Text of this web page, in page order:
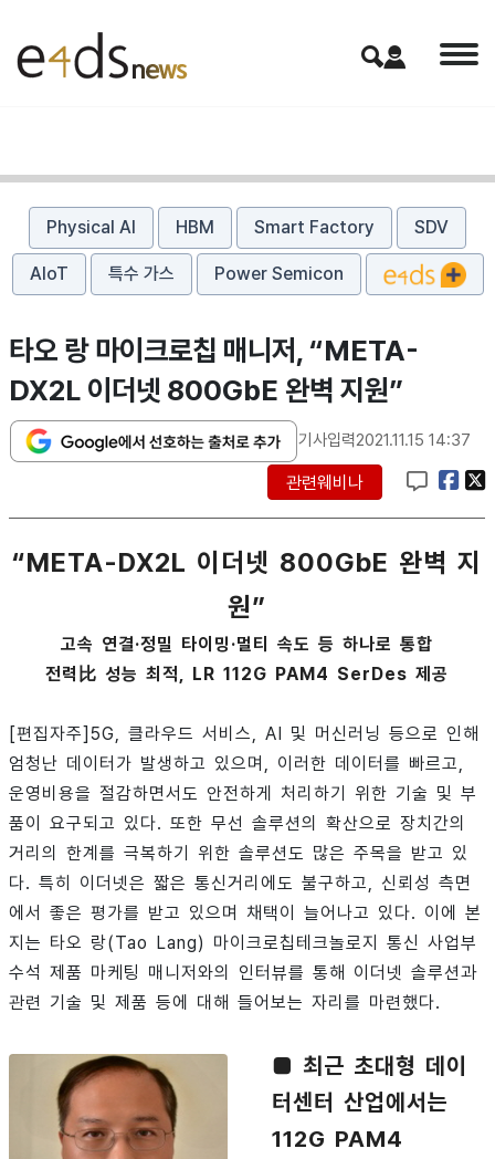
Physical AI HBM Smart Factory SDV
AIoT 특수 가스 Power Semicon
타오 랑 마이크로칩 매니저, “META-
DX2L 이더넷 800GbE 완벽 지원”
기사입력2021.11.15 14:37
관련웨비나
“META-DX2L 이더넷 800GbE 완벽 지
원”
고속 연결·정밀 타이밍·멀티 속도 등 하나로 통합
전력比 성능 최적, LR 112G PAM4 SerDes 제공
[편집자주]5G, 클라우드 서비스, AI 및 머신러닝 등으로 인해
엄청난 데이터가 발생하고 있으며, 이러한 데이터를 빠르고,
운영비용을 절감하면서도 안전하게 처리하기 위한 기술 및 부
품이 요구되고 있다. 또한 무선 솔루션의 확산으로 장치간의
거리의 한계를 극복하기 위한 솔루션도 많은 주목을 받고 있
다. 특히 이더넷은 짧은 통신거리에도 불구하고, 신뢰성 측면
에서 좋은 평가를 받고 있으며 채택이 늘어나고 있다. 이에 본
지는 타오 랑(Tao Lang) 마이크로칩테크놀로지 통신 사업부
수석 제품 마케팅 매니저와의 인터뷰를 통해 이더넷 솔루션과
관련 기술 및 제품 등에 대해 들어보는 자리를 마련했다.
■ 최근 초대형 데이
터센터 산업에서는
112G PAM4